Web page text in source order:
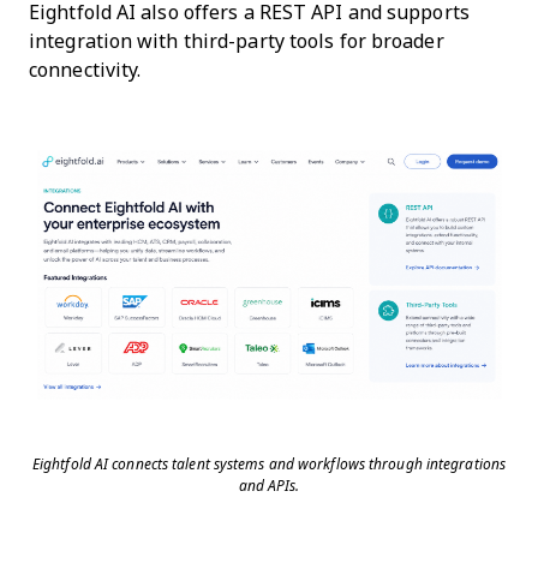
Eightfold AI also offers a REST API and supports
integration with third-party tools for broader
connectivity.
Eightfold AI connects talent systems and workflows through integrations
and APIs.